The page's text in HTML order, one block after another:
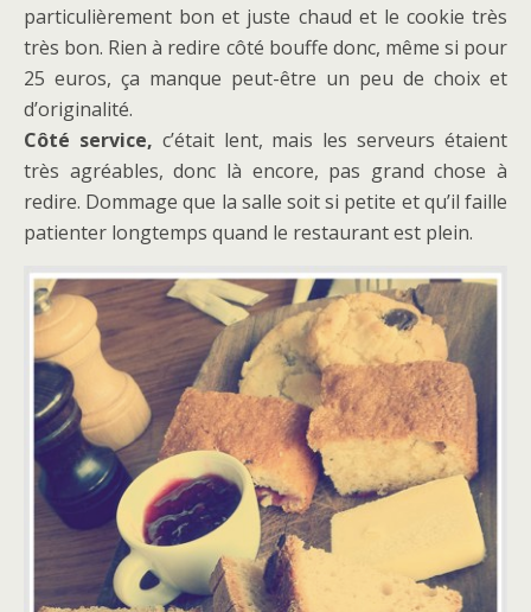
particulièrement bon et juste chaud et le cookie très
très bon. Rien à redire côté bouffe donc, même si pour
25 euros, ça manque peut-être un peu de choix et
d’originalité.
Côté service, c’était lent, mais les serveurs étaient
très agréables, donc là encore, pas grand chose à
redire. Dommage que la salle soit si petite et qu’il faille
patienter longtemps quand le restaurant est plein.